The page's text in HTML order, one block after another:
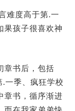
难度高于第.一
果孩子很喜欢神
章书后，包括
一季、疯狂学校
章书，循序渐进